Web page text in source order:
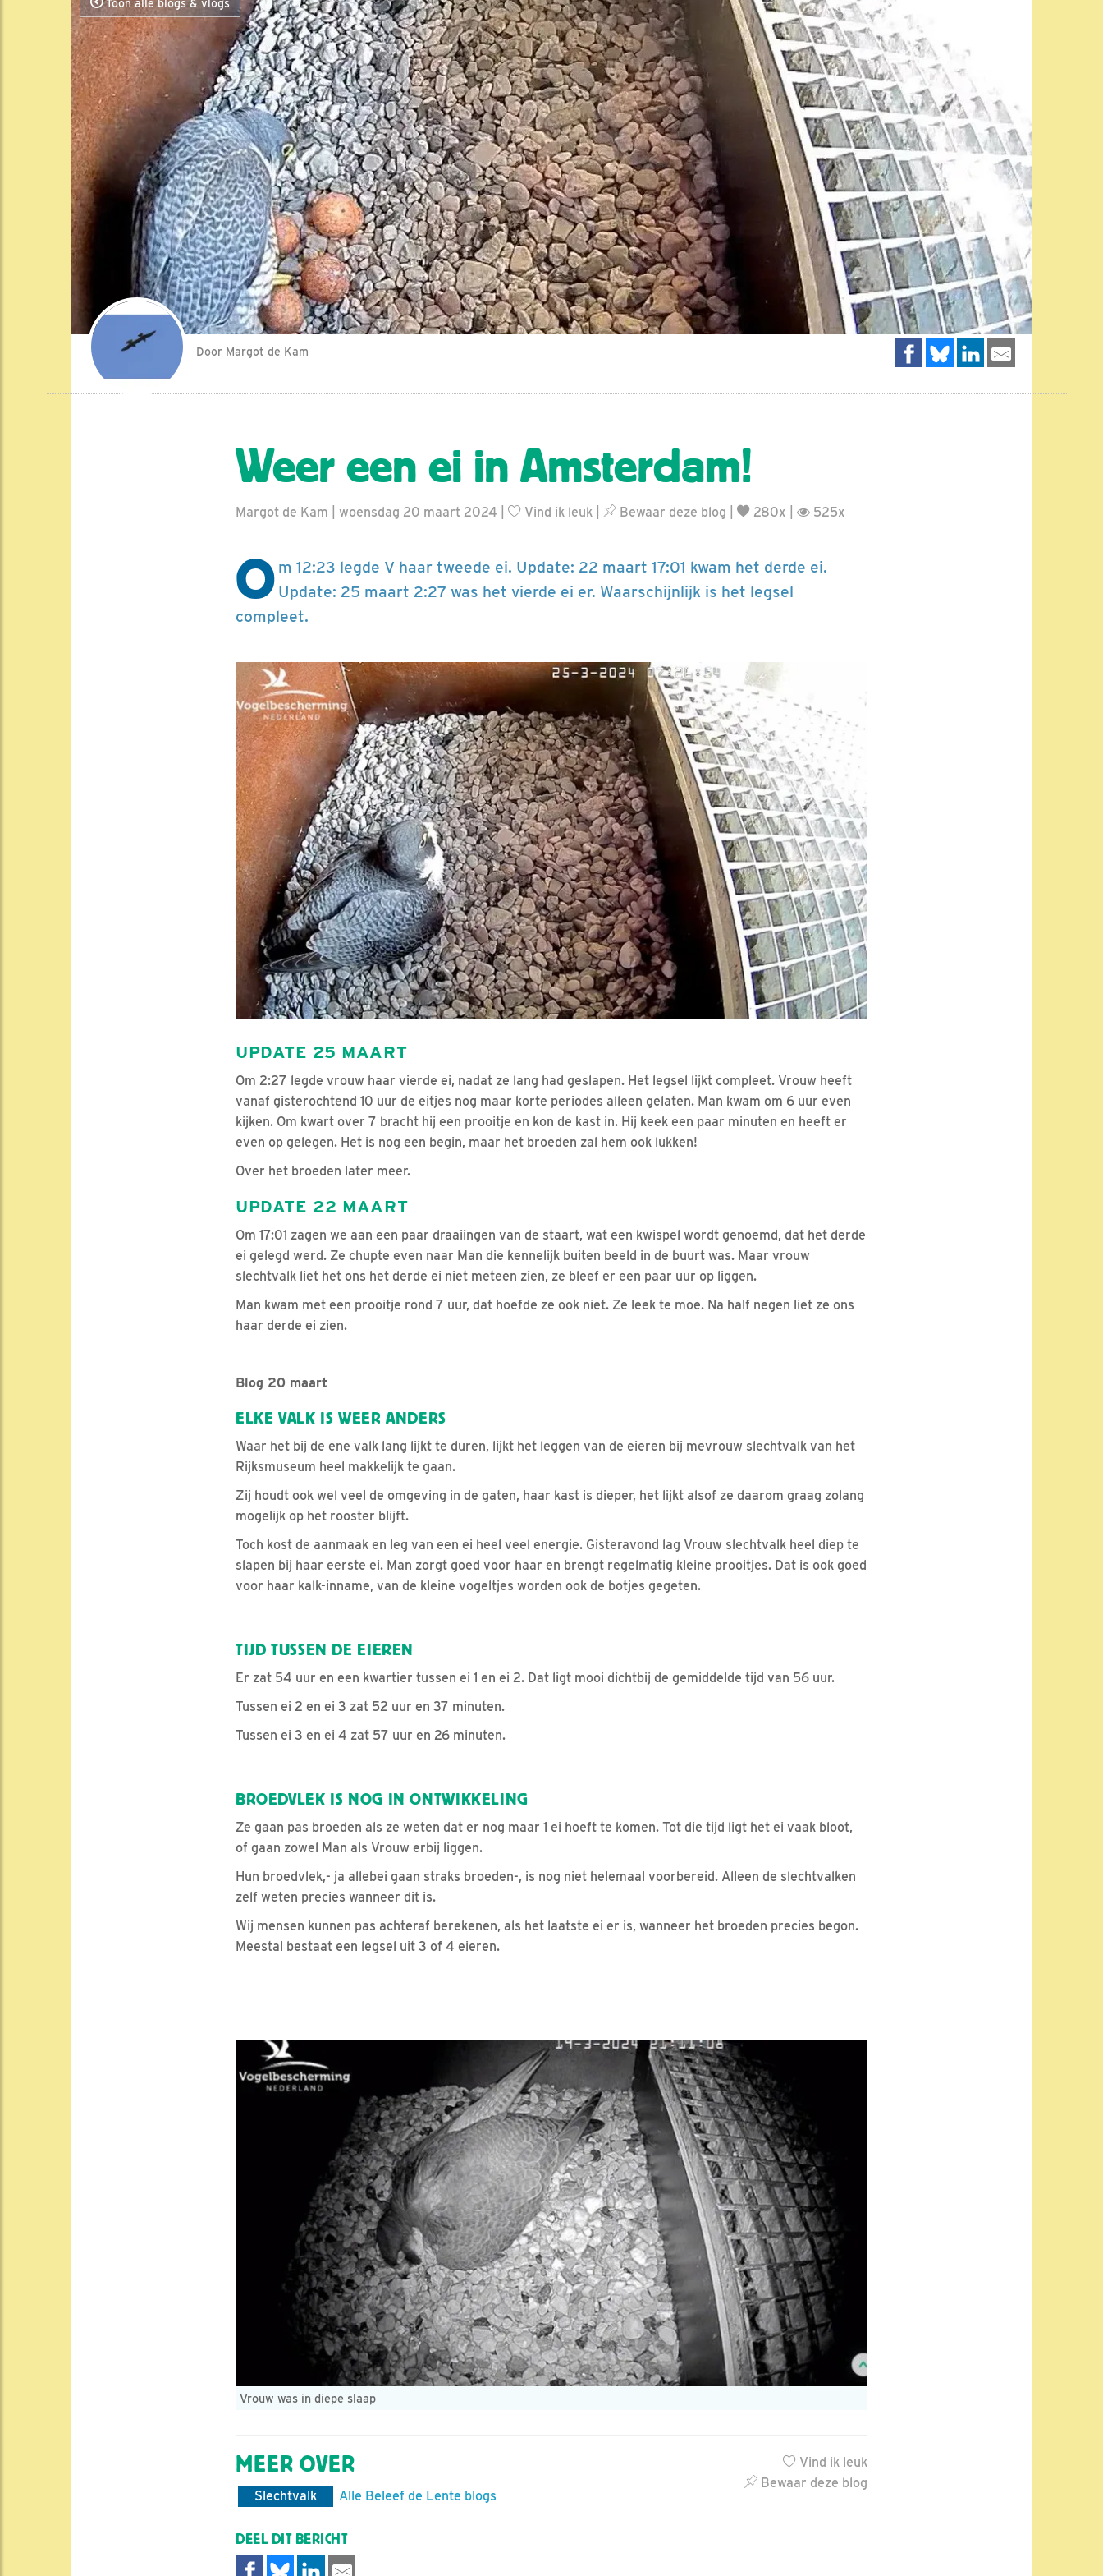
Toon alle blogs & vlogs
Door Margot de Kam
Weer een ei in Amsterdam!
Margot de Kam | woensdag 20 maart 2024 | Vind ik leuk Bewaar deze blog 280x | 525x
O m 12:23 legde V haar tweede ei. Update: 22 maart 17:01 kwam het derde ei.
Update: 25 maart 2:27 was het vierde ei er. Waarschijnlijk is het legsel
compleet.
UPDATE 25 MAART
Om 2:27 legde vrouw haar vierde ei, nadat ze lang had geslapen. Het legsel lijkt compleet. Vrouw heeft
vanaf gisterochtend 10 uur de eitjes nog maar korte periodes alleen gelaten. Man kwam om 6 uur even
kijken. Om kwart over 7 bracht hij een prooitje en kon de kast in. Hij keek een paar minuten en heeft er
even op gelegen. Het is nog een begin, maar het broeden zal hem ook lukken!
Over het broeden later meer.
UPDATE 22 MAART
Om 17:01 zagen we aan een paar draaiingen van de staart, wat een kwispel wordt genoemd, dat het derde
ei gelegd werd. Ze chupte even naar Man die kennelijk buiten beeld in de buurt was. Maar vrouw
slechtvalk liet het ons het derde ei niet meteen zien, ze bleef er een paar uur op liggen.
Man kwam met een prooitje rond 7 uur, dat hoefde ze ook niet. Ze leek te moe. Na half negen liet ze ons
haar derde ei zien.
Blog 20 maart
ELKE VALK IS WEER ANDERS
Waar het bij de ene valk lang lijkt te duren, lijkt het leggen van de eieren bij mevrouw slechtvalk van het
Rijksmuseum heel makkelijk te gaan.
Zij houdt ook wel veel de omgeving in de gaten, haar kast is dieper, het lijkt alsof ze daarom graag zolang
mogelijk op het rooster blijft.
Toch kost de aanmaak en leg van een ei heel veel energie. Gisteravond lag Vrouw slechtvalk heel diep te
slapen bij haar eerste ei. Man zorgt goed voor haar en brengt regelmatig kleine prooitjes. Dat is ook goed
voor haar kalk-inname, van de kleine vogeltjes worden ook de botjes gegeten.
TIJD TUSSEN DE EIEREN
Er zat 54 uur en een kwartier tussen ei 1 en ei 2. Dat ligt mooi dichtbij de gemiddelde tijd van 56 uur.
Tussen ei 2 en ei 3 zat 52 uur en 37 minuten.
Tussen ei 3 en ei 4 zat 57 uur en 26 minuten.
BROEDVLEK IS NOG IN ONTWIKKELING
Ze gaan pas broeden als ze weten dat er nog maar 1 ei hoeft te komen. Tot die tijd ligt het ei vaak bloot,
of gaan zowel Man als Vrouw erbij liggen.
Hun broedvlek,- ja allebei gaan straks broeden-, is nog niet helemaal voorbereid. Alleen de slechtvalken
zelf weten precies wanneer dit is.
Wij mensen kunnen pas achteraf berekenen, als het laatste ei er is, wanneer het broeden precies begon.
Meestal bestaat een legsel uit 3 of 4 eieren.
Vrouw was in diepe slaap
Vind ik leuk
Bewaar deze blog
MEER OVER
Slechtvalk Alle Beleef de Lente blogs
DEEL DIT BERICHT